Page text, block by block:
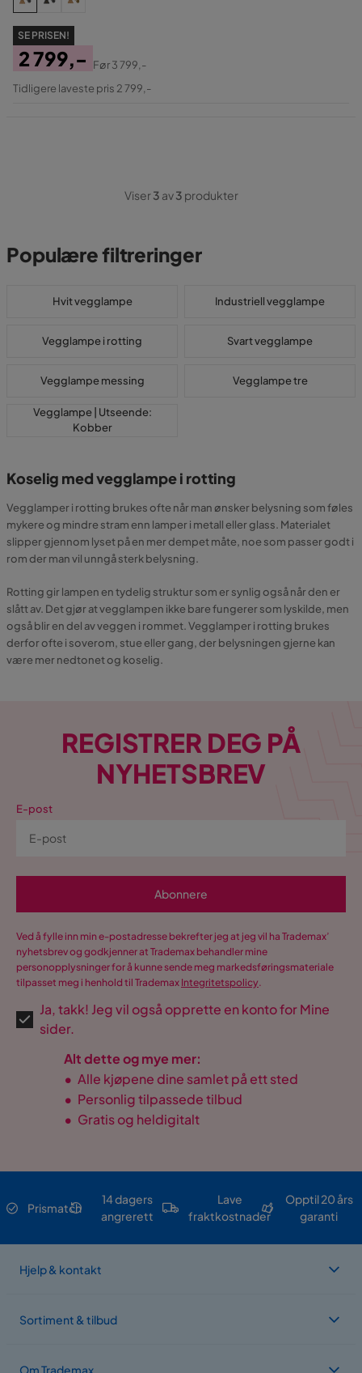
SE PRISEN!
Pris
2 799,-
Original
Før3 799,-
Tidligere laveste pris 2 799,-
Viser3 av3 produkter
Populære filtreringer
Hvit vegglampe Industriell vegglampe
Vegglampe i rotting Svart vegglampe
Vegglampe messing Vegglampe tre
Vegglampe | Utseende:
Kobber
Koselig med vegglampe i rotting
Vegglamper i rotting brukes ofte når man ønsker belysning som føles
mykere og mindre stram enn lamper i metall eller glass. Materialet
slipper gjennom lyset på en mer dempet måte, noe som passer godt i
rom der man vil unngå sterk belysning.
Rotting gir lampen en tydelig struktur som er synlig også når den er
slått av. Det gjør at vegglampen ikke bare fungerer som lyskilde, men
også blir en del av veggen i rommet. Vegglamper i rotting brukes
derfor ofte i soverom, stue eller gang, der belysningen gjerne kan
være mer nedtonet og koselig.
REGISTRER DEG PÅ
NYHETSBREV
E-post
Abonnere
Ved å fylle inn min e-postadresse bekrefter jeg at jeg vil ha Trademax’
nyhetsbrev og godkjenner at Trademax behandler mine
personopplysninger for å kunne sende meg markedsføringsmateriale
tilpasset meg i henhold til Trademax Integritetspolicy.
Ja, takk! Jeg vil også opprette en konto for Mine
sider.
Alt dette og mye mer:
• Alle kjøpene dine samlet på ett sted
• Personlig tilpassede tilbud
• Gratis og heldigitalt
Prismatch
14 dagers
angrerett
Lave
fraktkostnader
Opptil 20 års
garanti
Hjelp & kontakt
Sortiment & tilbud
Om Trademax